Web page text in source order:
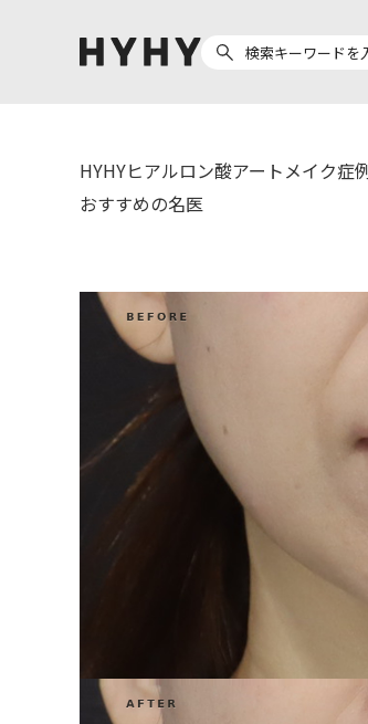
ヒアルロン酸注入
部位から探す
ボリューマ
ボリフト
ボルベラ
ボライト
ダイヤモンドフィー
ネハ
HYHYヒアルロン酸アートメイク症
おすすめの名医